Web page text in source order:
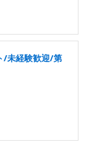
/未経験歓迎/第